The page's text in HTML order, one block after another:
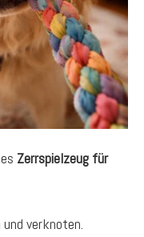
Zerrspielzeug für
verknoten.